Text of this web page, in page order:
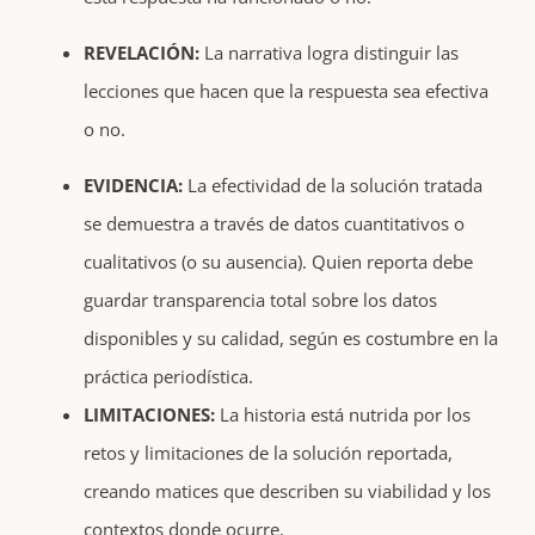
REVELACIÓN: La narrativa logra distinguir las
lecciones que hacen que la respuesta sea efectiva
o no.
EVIDENCIA:La efectividad de la solución tratada
se demuestra a través de datos cuantitativos o
cualitativos (o su ausencia). Quien reporta debe
guardar transparencia total sobre los datos
disponibles y su calidad, según es costumbre en la
práctica periodística.
LIMITACIONES:La historia está nutrida por los
retos y limitaciones de la solución reportada,
creando matices que describen su viabilidad y los
contextos donde ocurre.